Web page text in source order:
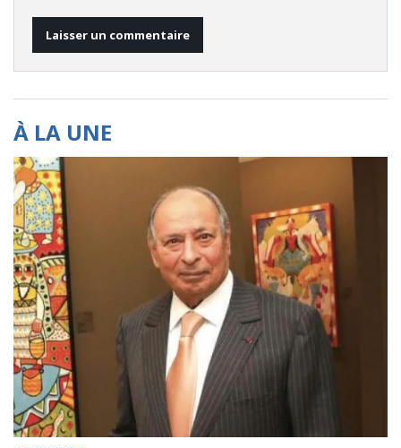
À LA UNE